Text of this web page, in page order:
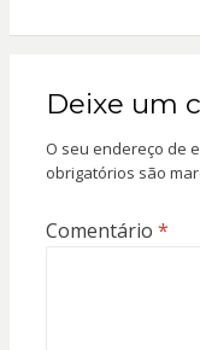
Deixe um
O seu endereço de
obrigatórios são
Comentário *